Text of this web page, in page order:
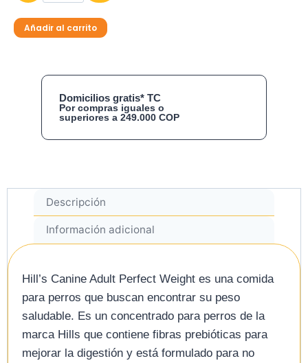
Añadir al carrito
Domicilios gratis* TC
Por compras iguales o
superiores a 249.000 COP
Descripción
Información adicional
Hill’s Canine Adult Perfect Weight es una comida
para perros que buscan encontrar su peso
saludable. Es un concentrado para perros de la
marca Hills que contiene fibras prebióticas para
mejorar la digestión y está formulado para no